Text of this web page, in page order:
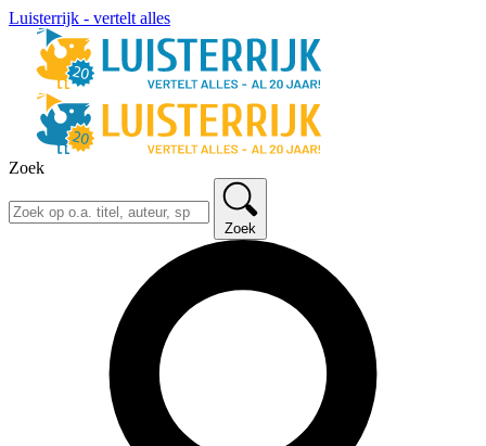
Luisterrijk - vertelt alles
Zoek
Zoek